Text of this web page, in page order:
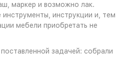
маркер и возможно лак.
инструменты, инструкции и, тем
мебели приобретать не
задачей: собрали